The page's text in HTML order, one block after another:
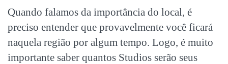
Quando falamos da importância do local, é
preciso entender que provavelmente você ficará
naquela região por algum tempo. Logo, é muito
importante saber quantos Studios serão seus